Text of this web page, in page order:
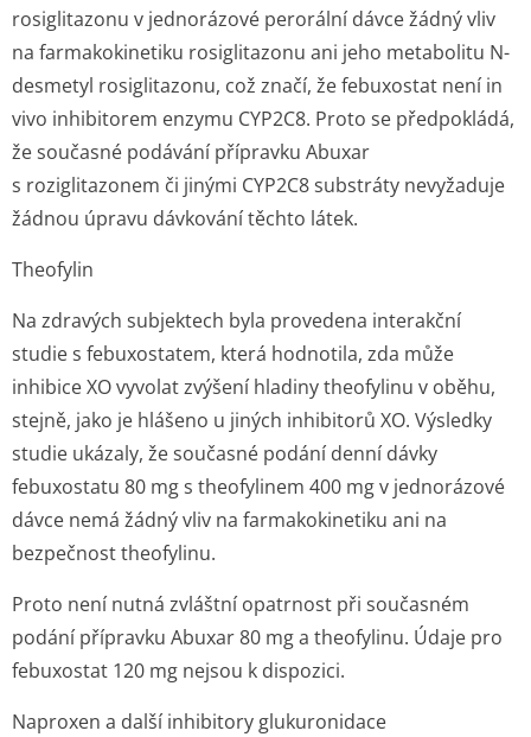
rosiglitazonu v jednorázové perorální dávce žádný vliv
na farmakokinetiku rosiglitazonu ani jeho metabolitu N-
desmetyl rosiglitazonu, což značí, že febuxostat není in
vivo inhibitorem enzymu CYP2C8. Proto se předpokládá,
že současné podávání přípravku Abuxar
s roziglitazonem či jinými CYP2C8 substráty nevyžaduje
žádnou úpravu dávkování těchto látek.
Theofylin
Na zdravých subjektech byla provedena interakční
studie s febuxostatem, která hodnotila, zda může
inhibice XO vyvolat zvýšení hladiny theofylinu v oběhu,
stejně, jako je hlášeno u jiných inhibitorů XO. Výsledky
studie ukázaly, že současné podání denní dávky
febuxostatu 80 mg s theofylinem 400 mg v jednorázové
dávce nemá žádný vliv na farmakokinetiku ani na
bezpečnost theofylinu.
Proto není nutná zvláštní opatrnost při současném
podání přípravku Abuxar 80 mg a theofylinu. Údaje pro
febuxostat 120 mg nejsou k dispozici.
Naproxen a další inhibitory glukuronidace